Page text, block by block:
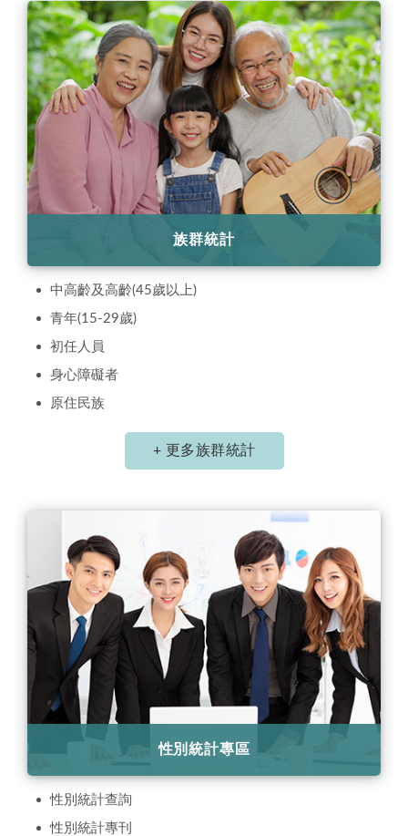
族群統計
中高齡及高齡(45歲以上)
青年(15-29歲)
初任人員
身心障礙者
原住民族
+ 更多族群統計
性別統計專區
性別統計查詢
性別統計專刊